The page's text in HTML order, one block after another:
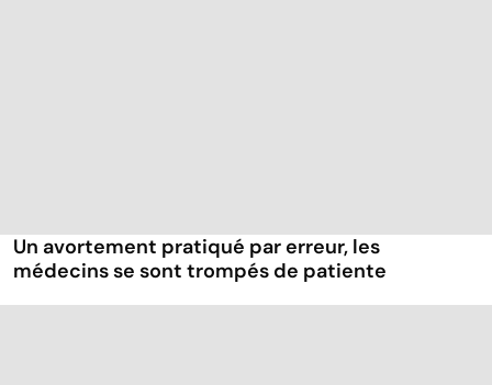
Un avortement pratiqué par erreur, les
médecins se sont trompés de patiente